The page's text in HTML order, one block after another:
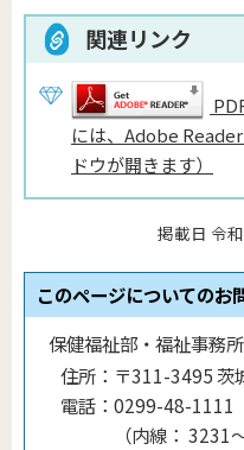
関連リンク
には、Adobe
ドウが開きます）
掲載日 令
このページについてのお
保健福祉部・福祉事務
住所： 〒311-3495 茨
電話： 0299-48-1111
（内線 ： 3231